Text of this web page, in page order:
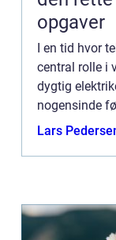
opgaver
I en tid hvor
central rolle i
dygtig
nogensinde
komplekse
Lars